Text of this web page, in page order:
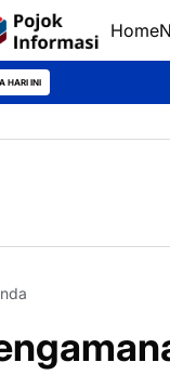
Home
HARI INI